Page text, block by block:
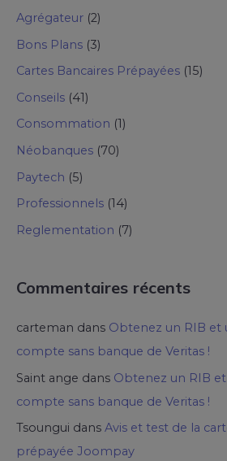
Agrégateur (2)
Bons Plans (3)
Cartes Bancaires Prépayées (15)
Conseils (41)
Consommation (1)
Néobanques (70)
Paytech (5)
Professionnels (14)
Reglementation (7)
Commentaires récents
carteman dans Obtenez un RIB et
compte sans banque de Veritas !
Saint ange dans Obtenez un RIB
compte sans banque de Veritas !
Tsoungui dans Avis et test de la
prépayée Joompay